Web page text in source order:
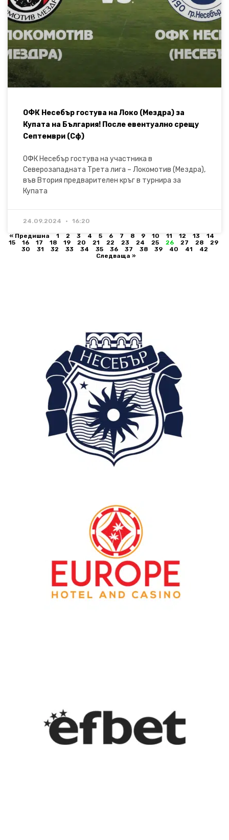
ОФК Несебър гостува на Локо (Мездра) за
Купата на България! После евентуално срещу
Септември (Сф)
ОФК Несебър гостува на участника в
Северозападната Трета лига – Локомотив (Мездра),
във Втория предварителен кръг в турнира за
Купата
24.09.2024 16:20
« Предишна 1 2 3 4 5 6 7 8 9 10 11 12 13
14
15
16 17 18 19 20 21 22 23 24 25 26 27 28
29
30
31 32 33 34 35 36 37 38 39 40 41
42
Следваща »